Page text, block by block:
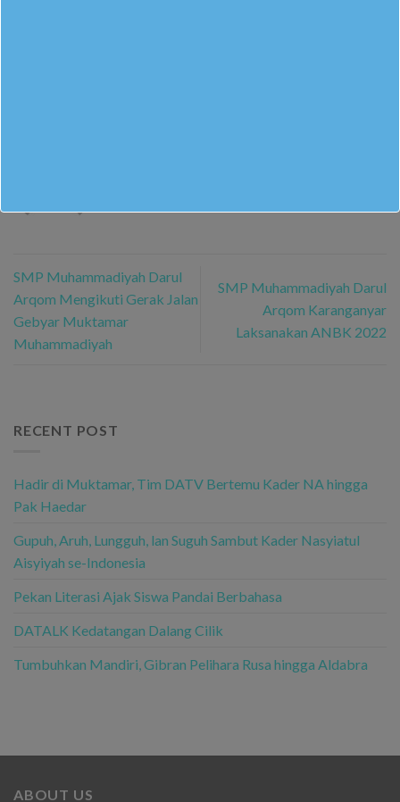
SMP Muhammadiyah Darul
Arqom Mengikuti Gerak Jalan
Gebyar Muktamar
Muhammadiyah
SMP Muhammadiyah Darul
Arqom Karanganyar
Laksanakan ANBK 2022
RECENT POST
Hadir di Muktamar, Tim DATV Bertemu Kader NA hingga
Pak Haedar
Gupuh, Aruh, Lungguh, lan Suguh Sambut Kader Nasyiatul
Aisyiyah se-Indonesia
Pekan Literasi Ajak Siswa Pandai Berbahasa
DATALK Kedatangan Dalang Cilik
Tumbuhkan Mandiri, Gibran Pelihara Rusa hingga Aldabra
ABOUT US